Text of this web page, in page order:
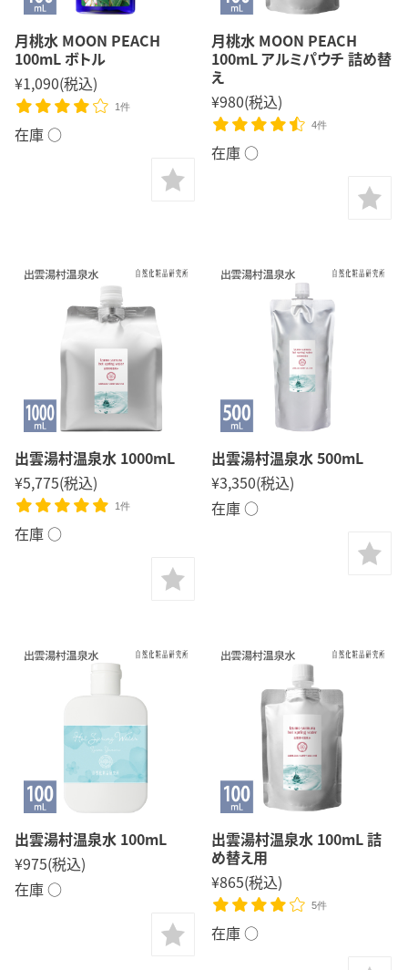
月桃水 MOON PEACH
100mL ボトル
¥1,090(税込)
1件
在庫 ○
月桃水 MOON PEACH
100mL アルミパウチ 詰め替
え
¥980(税込)
4件
在庫 ○
出雲湯村温泉水 1000mL
¥5,775(税込)
1件
在庫 ○
出雲湯村温泉水 500mL
¥3,350(税込)
在庫 ○
出雲湯村温泉水 100mL
¥975(税込)
在庫 ○
出雲湯村温泉水 100mL 詰
め替え用
¥865(税込)
5件
在庫 ○